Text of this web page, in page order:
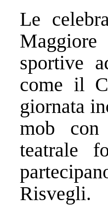
Le
sportive
come il
giornata
mob con
teatrale
Risvegli.